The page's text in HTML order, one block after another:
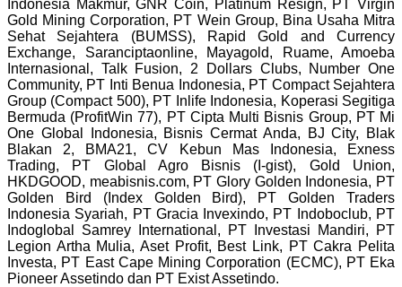
Indonesia Makmur, GNR Coin, Platinum Resign, PT Virgin
Gold Mining Corporation, PT Wein Group, Bina Usaha Mitra
Sehat Sejahtera (BUMSS), Rapid Gold and Currency
Exchange, Saranciptaonline, Mayagold, Ruame, Amoeba
Internasional, Talk Fusion, 2 Dollars Clubs, Number One
Community, PT Inti Benua Indonesia, PT Compact Sejahtera
Group (Compact 500), PT Inlife Indonesia, Koperasi Segitiga
Bermuda (ProfitWin 77), PT Cipta Multi Bisnis Group, PT Mi
One Global Indonesia, Bisnis Cermat Anda, BJ City, Blak
Blakan 2, BMA21, CV Kebun Mas Indonesia, Exness
Trading, PT Global Agro Bisnis (I-gist), Gold Union,
HKDGOOD, meabisnis.com, PT Glory Golden Indonesia, PT
Golden Bird (Index Golden Bird), PT Golden Traders
Indonesia Syariah, PT Gracia Invexindo, PT Indoboclub, PT
Indoglobal Samrey International, PT Investasi Mandiri, PT
Legion Artha Mulia, Aset Profit, Best Link, PT Cakra Pelita
Investa, PT East Cape Mining Corporation (ECMC), PT Eka
Pioneer Assetindo dan PT Exist Assetindo.